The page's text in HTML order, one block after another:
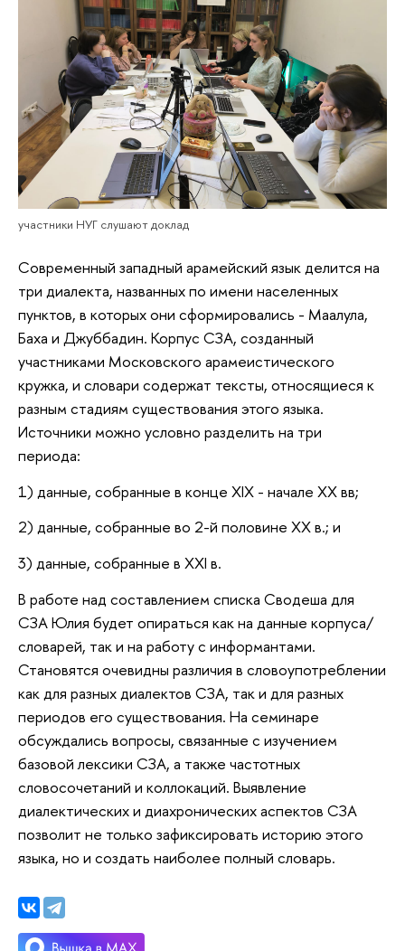
участники НУГ слушают доклад
Современный западный арамейский язык делится на
три диалекта, названных по имени населенных
пунктов, в которых они сформировались - Маалула,
Баха и Джуббадин. Корпус СЗА, созданный
участниками Московского арамеистического
кружка, и словари содержат тексты, относящиеся к
разным стадиям существования этого языка.
Источники можно условно разделить на три
периода:
1) данные, собранные в конце XIX - начале XX вв;
2) данные, собранные во 2-й половине XX в.; и
3) данные, собранные в XXI в.
В работе над составлением списка Сводеша для
СЗА Юлия будет опираться как на данные корпуса/
словарей, так и на работу с информантами.
Становятся очевидны различия в словоупотреблении
как для разных диалектов СЗА, так и для разных
периодов его существования. На семинаре
обсуждались вопросы, связанные с изучением
базовой лексики СЗА, а также частотных
словосочетаний и коллокаций. Выявление
диалектических и диахронических аспектов СЗА
позволит не только зафиксировать историю этого
языка, но и создать наиболее полный словарь.